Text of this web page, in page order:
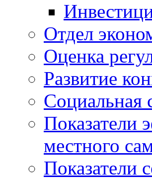
Отдел
Оценка
Развитие
Социальная
Показатели
местного
Показатели